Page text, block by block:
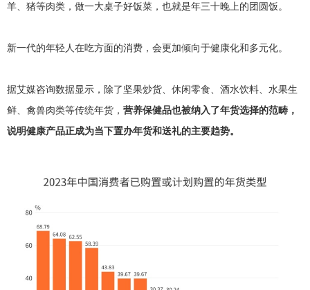
羊、猪等肉类，做一大桌子好饭菜，也就是年三十晚上的团圆饭。
新一代的年轻人在吃方面的消费，会更加倾向于健康化和多元化。
据艾媒咨询数据显示，除了坚果炒货、休闲零食、酒水饮料、水果生
鲜、禽兽肉类等传统年货， 营养保健品也被纳入了年货选择的范畴，
说明健康产品正成为当下置办年货和送礼的主要趋势。